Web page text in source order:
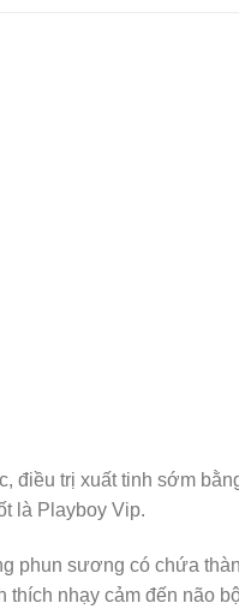
trị xuất tinh sớm
là Playboy Vip.
phun sương có chứa
nhạy cảm đến não